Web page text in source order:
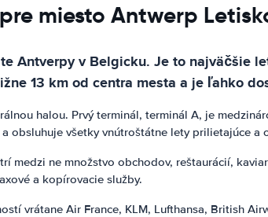
miesto Antwerp
Antverpy v Belgicku. Je to
13 km od centra mesta a je ľahko
halou. Prvý terminál, terminál A, je
obsluhuje všetky vnútroštátne lety prilietajúce a
medzi ne množstvo obchodov, reštaurácií,
a kopírovacie služby.
vrátane Air France, KLM, Lufthansa, British